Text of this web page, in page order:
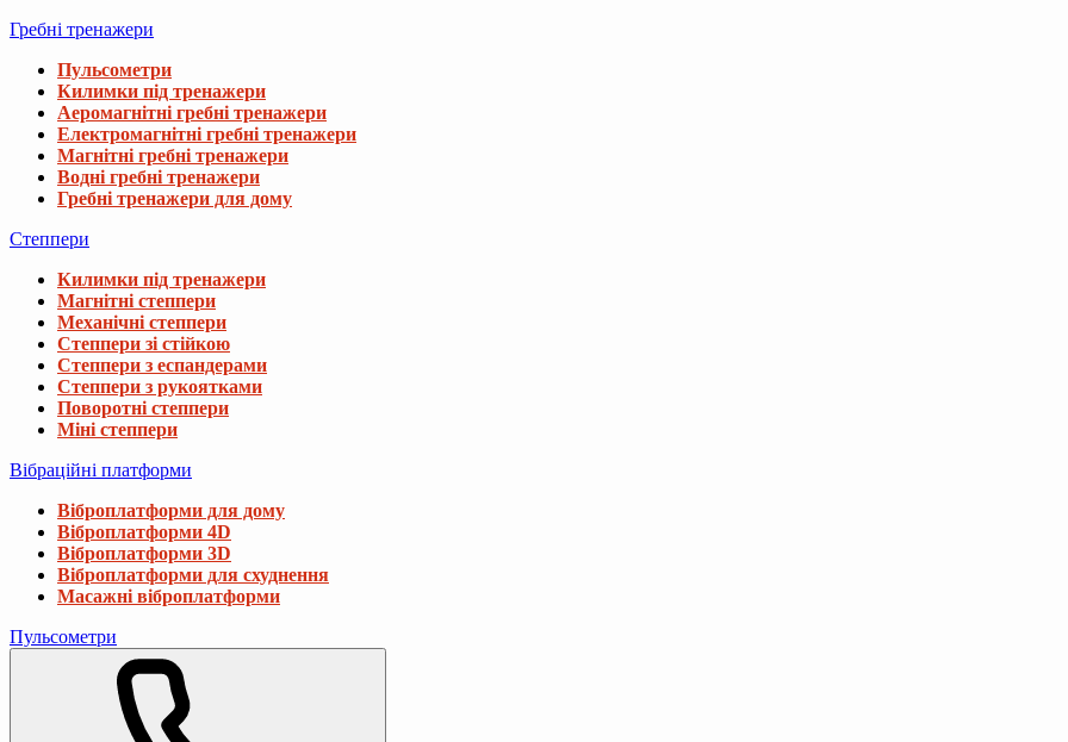
Гребні тренажери
Пульсометри
Килимки під тренажери
Аеромагнітні гребні тренажери
Електромагнітні гребні тренажери
Магнітні гребні тренажери
Водні гребні тренажери
Гребні тренажери для дому
Степпери
Килимки під тренажери
Магнітні степпери
Механічні степпери
Степпери зі стійкою
Степпери з еспандерами
Степпери з рукоятками
Поворотні степпери
Міні степпери
Вібраційні платформи
Віброплатформи для дому
Віброплатформи 4D
Віброплатформи 3D
Віброплатформи для схуднення
Масажні віброплатформи
Пульсометри